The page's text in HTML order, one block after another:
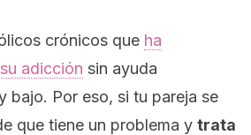
crónicos que ha
adicción sin ayuda
bajo. Por eso, si tu pareja se
que tiene un problema y trata